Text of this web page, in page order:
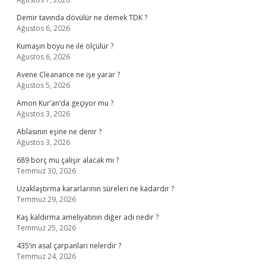
Demir tavında dövülür ne demek TDK ?
Ağustos 6, 2026
Kumaşın boyu ne ile ölçülür ?
Ağustos 6, 2026
Avene Cleanance ne işe yarar ?
Ağustos 5, 2026
Amon Kur’an’da geçiyor mu ?
Ağustos 3, 2026
Ablasının eşine ne denir ?
Ağustos 3, 2026
689 borç mu çalişir alacak mı ?
Temmuz 30, 2026
Uzaklaştırma kararlarının süreleri ne kadardır ?
Temmuz 29, 2026
Kaş kaldırma ameliyatının diğer adı nedir ?
Temmuz 25, 2026
435’in asal çarpanları nelerdir ?
Temmuz 24, 2026